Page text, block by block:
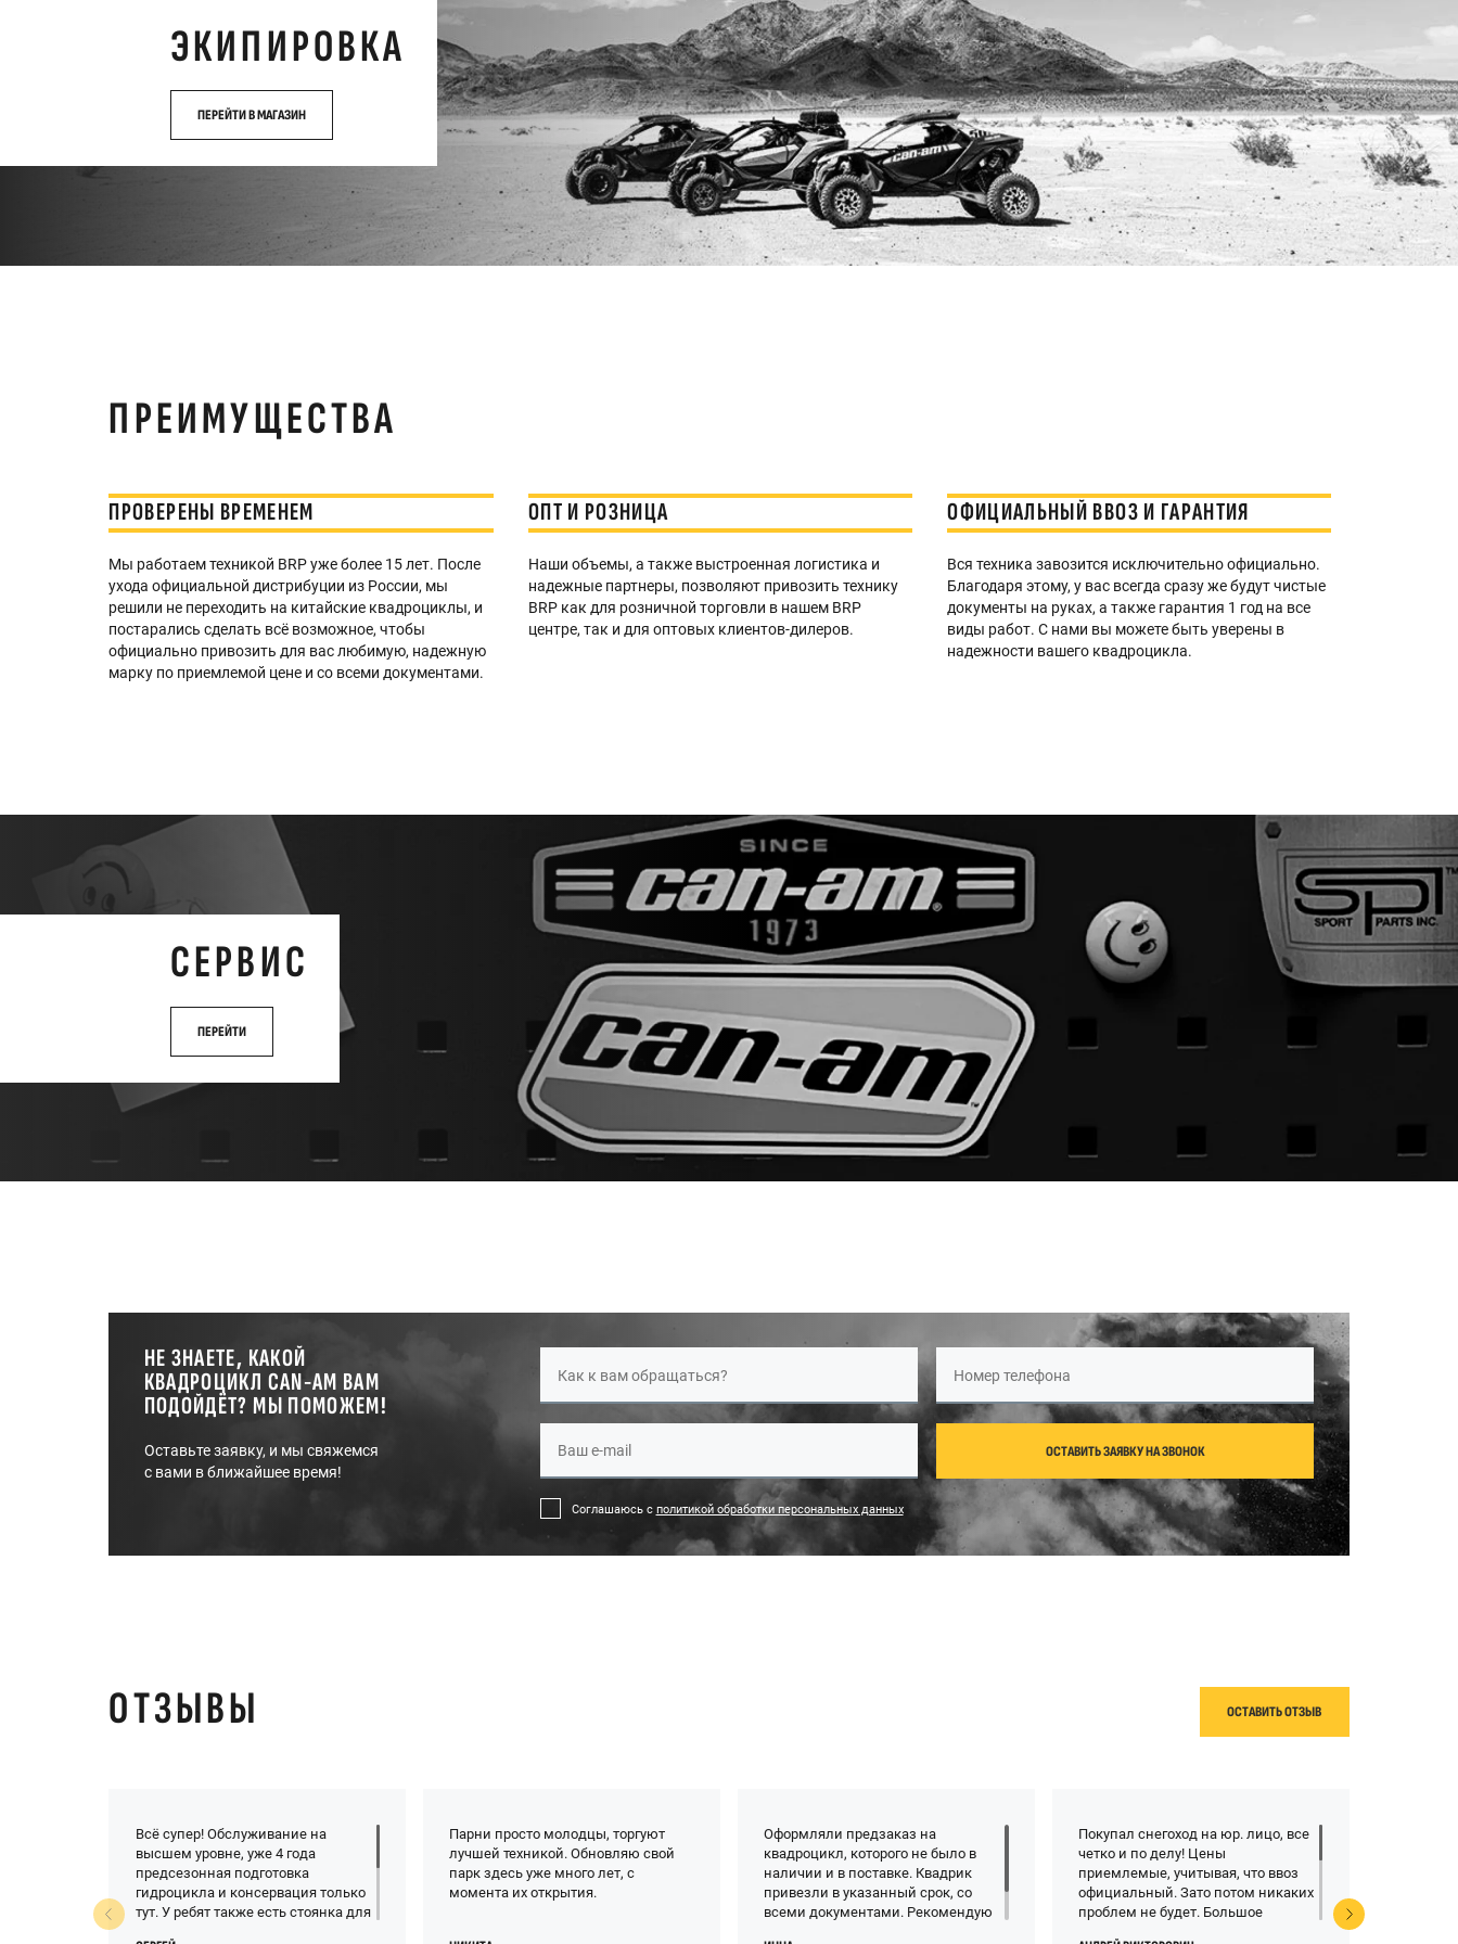
ЭКИПИРОВКА
ПЕРЕЙТИ В МАГАЗИН
ПРЕИМУЩЕСТВА
ПРОВЕРЕНЫ ВРЕМЕНЕМ
Мы работаем техникой BRP уже более 15 лет. После
ухода официальной дистрибуции из России, мы
решили не переходить на китайские квадроциклы, и
постарались сделать всё возможное, чтобы
официально привозить для вас любимую, надежную
марку по приемлемой цене и со всеми документами.
ОПТ И РОЗНИЦА
Наши объемы, а также выстроенная логистика и
надежные партнеры, позволяют привозить технику
BRP как для розничной торговли в нашем BRP
центре, так и для оптовых клиентов-дилеров.
ОФИЦИАЛЬНЫЙ ВВОЗ И ГАРАНТИЯ
Вся техника завозится исключительно официально.
Благодаря этому, у вас всегда сразу же будут чистые
документы на руках, а также гарантия 1 год на все
виды работ. С нами вы можете быть уверены в
надежности вашего квадроцикла.
СЕРВИС
ПЕРЕЙТИ
НЕ ЗНАЕТЕ, КАКОЙ
КВАДРОЦИКЛ CAN-AM ВАМ
ПОДОЙДЁТ? МЫ ПОМОЖЕМ!
Оставьте заявку, и мы свяжемся
с вами в ближайшее время!
Как к вам обращаться? Номер телефона
Ваш e-mail
Соглашаюсь с политикой обработки персональных данных
ОСТАВИТЬ ЗАЯВКУ НА ЗВОНОК
ОТЗЫВЫ ОСТАВИТЬ ОТЗЫВ
Всё супер! Обслуживание на
высшем уровне, уже 4 года
предсезонная подготовка
гидроцикла и консервация только
тут. У ребят также есть стоянка для
Парни просто молодцы, торгуют
лучшей техникой. Обновляю свой
парк здесь уже много лет, с
момента их открытия.
Оформляли предзаказ на
квадроцикл, которого не было в
наличии и в поставке. Квадрик
привезли в указанный срок, со
всеми документами. Рекомендую
Покупал снегоход на юр. лицо, все
четко и по делу! Цены
приемлемые, учитывая, что ввоз
официальный. Зато потом никаких
проблем не будет. Большое